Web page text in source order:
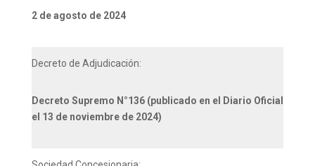
2 de agosto de 2024
Decreto de Adjudicación:
Decreto Supremo N°136 (publicado en el Diario Oficial
el 13 de noviembre de 2024)